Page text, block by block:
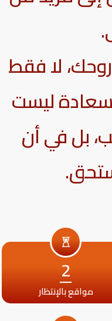
لا فقط
ليست
بل في أن
2
مواقع بالإنتظار